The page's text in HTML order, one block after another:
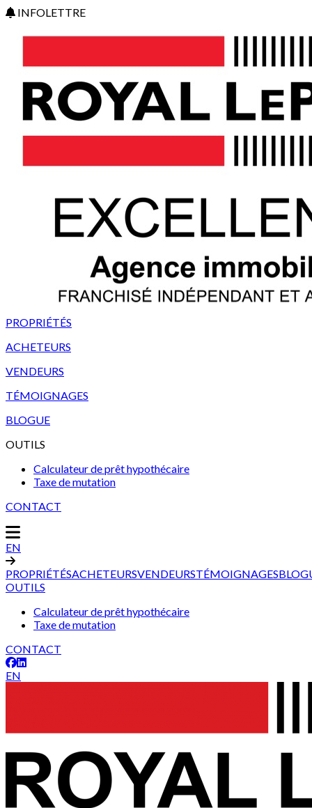
INFOLETTRE
PROPRIÉTÉS
ACHETEURS
VENDEURS
TÉMOIGNAGES
BLOGUE
OUTILS
Calculateur de prêt hypothécaire
Taxe de mutation
CONTACT
EN
PROPRIÉTÉSACHETEURSVENDEURSTÉMOIGNAGES
OUTILS
Calculateur de prêt hypothécaire
Taxe de mutation
CONTACT
EN